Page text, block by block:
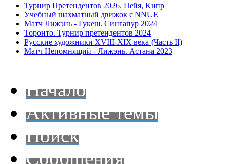
Турнир Претендентов 2026. Пейя, Кипр
Учебный шахматный движок с NNUE
Матч Лижэнь - Гукеш. Сингапур 2024
Торонто. Турнир претендентов 2024
Русские художники XVIII-XIX века (Часть II)
Матч Непомнящий - Лижэнь. Астана 2023
Начало
Активные темы
Поиск
Сообщения